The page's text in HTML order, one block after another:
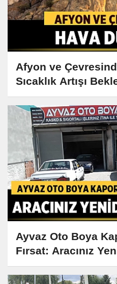
Afyon ve
Sıcaklık Artışı
Ayvaz Oto Boya
Fırsat: Aracınız